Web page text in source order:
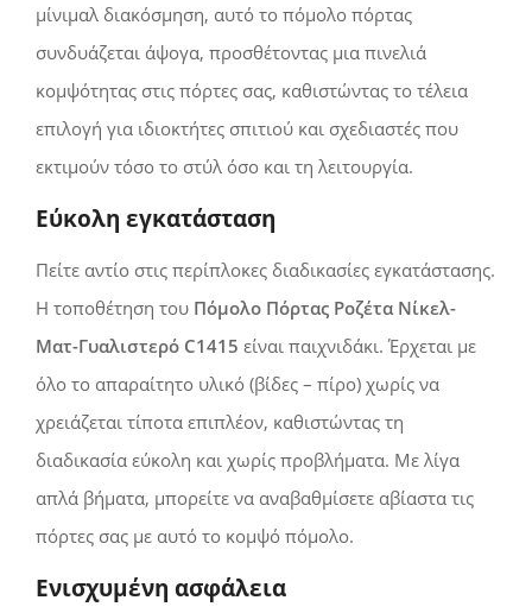
μίνιμαλ διακόσμηση, αυτό το πόμολο πόρτας
συνδυάζεται άψογα, προσθέτοντας μια πινελιά
κομψότητας στις πόρτες σας, καθιστώντας τo τέλεια
επιλογή για ιδιοκτήτες σπιτιού και σχεδιαστές που
εκτιμούν τόσο τo στύλ όσο και τη λειτουργία.
Εύκολη εγκατάσταση
Πείτε αντίο στις περίπλοκες διαδικασίες εγκατάστασης.
Η τοποθέτηση του Πόμολο Πόρτας Ροζέτα Νίκελ-
Ματ-Γυαλιστερό C1415 είναι παιχνιδάκι. Έρχεται με
όλο το απαραίτητο υλικό (βίδες – πίρο) χωρίς να
χρειάζεται τίποτα επιπλέον, καθιστώντας τη
διαδικασία εύκολη και χωρίς προβλήματα. Με λίγα
απλά βήματα, μπορείτε να αναβαθμίσετε αβίαστα τις
πόρτες σας με αυτό το κομψό πόμολο.
Ενισχυμένη ασφάλεια